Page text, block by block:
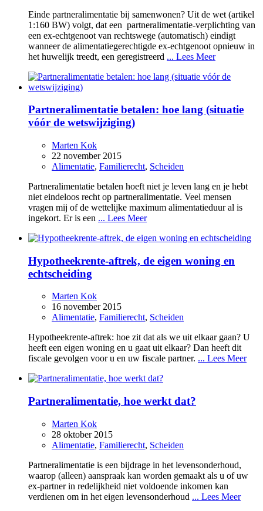
Einde partneralimentatie bij samenwonen? Uit de wet (artikel
1:160 BW) volgt, dat een partneralimentatie-verplichting van
een ex-echtgenoot van rechtswege (automatisch) eindigt
wanneer de alimentatiegerechtigde ex-echtgenoot opnieuw in
het huwelijk treedt, een geregistreerd ... Lees Meer
Partneralimentatie betalen: hoe lang (situatie
vóór de wetswijziging)
Marten Kok
22 november 2015
Alimentatie, Familierecht, Scheiden
Partneralimentatie betalen hoeft niet je leven lang en je hebt
niet eindeloos recht op partneralimentatie. Veel mensen
vragen mij of de wettelijke maximum alimentatieduur al is
ingekort. Er is een ... Lees Meer
Hypotheekrente-aftrek, de eigen woning en
echtscheiding
Marten Kok
16 november 2015
Alimentatie, Familierecht, Scheiden
Hypotheekrente-aftrek: hoe zit dat als we uit elkaar gaan? U
heeft een eigen woning en u gaat uit elkaar? Dan heeft dit
fiscale gevolgen voor u en uw fiscale partner. ... Lees Meer
Partneralimentatie, hoe werkt dat?
Marten Kok
28 oktober 2015
Alimentatie, Familierecht, Scheiden
Partneralimentatie is een bijdrage in het levensonderhoud,
waarop (alleen) aanspraak kan worden gemaakt als u of uw
ex-partner in redelijkheid niet voldoende inkomen kan
verdienen om in het eigen levensonderhoud ... Lees Meer